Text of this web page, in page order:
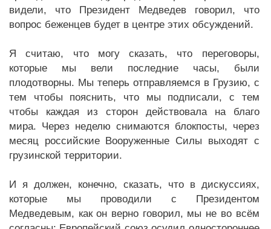
видели, что Президент Медведев говорил, что
вопрос беженцев будет в центре этих обсуждений.
Я считаю, что могу сказать, что переговоры,
которые мы вели последние часы, были
плодотворны. Мы теперь отправляемся в Грузию, с
тем чтобы пояснить, что мы подписали, с тем
чтобы каждая из сторон действовала на благо
мира. Через неделю снимаются блокпосты, через
месяц российские Вооруженные Силы выходят с
грузинской территории.
И я должен, конечно, сказать, что в дискуссиях,
которые мы проводили с Президентом
Медведевым, как он верно говорил, мы не во всём